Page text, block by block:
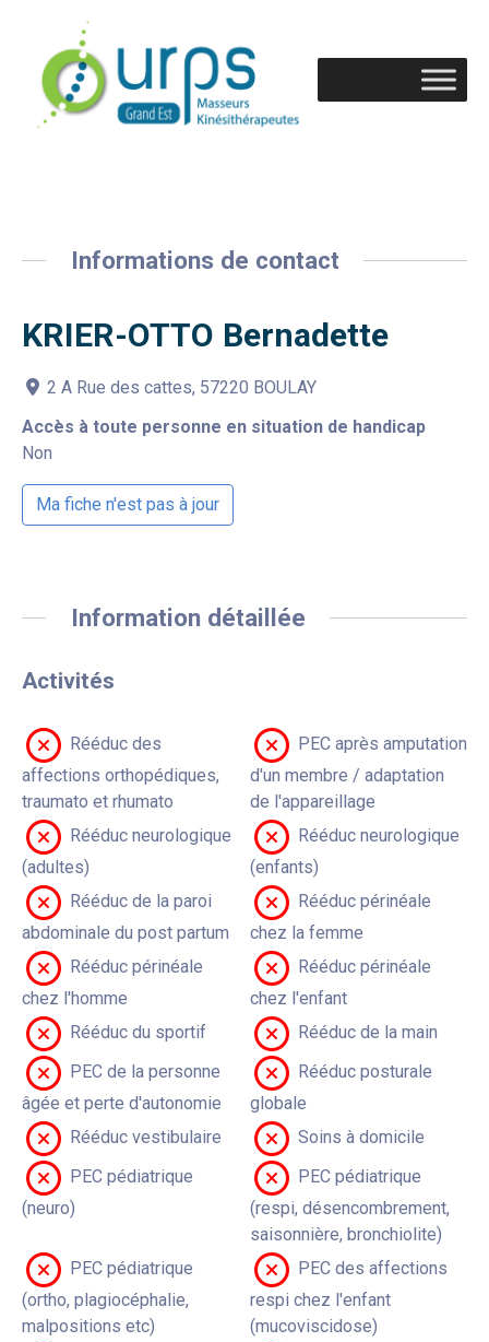
Informations de contact
KRIER-OTTO Bernadette
2 A Rue des cattes, 57220 BOULAY
Accès à toute personne en situation de handicap
Non
Ma fiche n'est pas à jour
Information détaillée
Activités
Rééduc des
affections orthopédiques,
traumato et rhumato
PEC après amputation
d'un membre / adaptation
de l'appareillage
Rééduc neurologique
(adultes)
Rééduc neurologique
(enfants)
Rééduc de la paroi
abdominale du post partum
Rééduc périnéale
chez la femme
Rééduc périnéale
chez l'homme
Rééduc périnéale
chez l'enfant
Rééduc du sportif
Rééduc de la main
PEC de la personne
âgée et perte d'autonomie
Rééduc posturale
globale
Rééduc vestibulaire
Soins à domicile
PEC pédiatrique
(neuro)
PEC pédiatrique
(respi, désencombrement,
saisonnière, bronchiolite)
PEC pédiatrique
(ortho, plagiocéphalie,
malpositions etc)
PEC des affections
respi chez l'enfant
(mucoviscidose)